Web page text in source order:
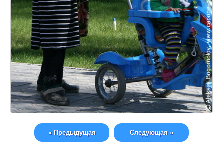
« Предыдущая Следующая »